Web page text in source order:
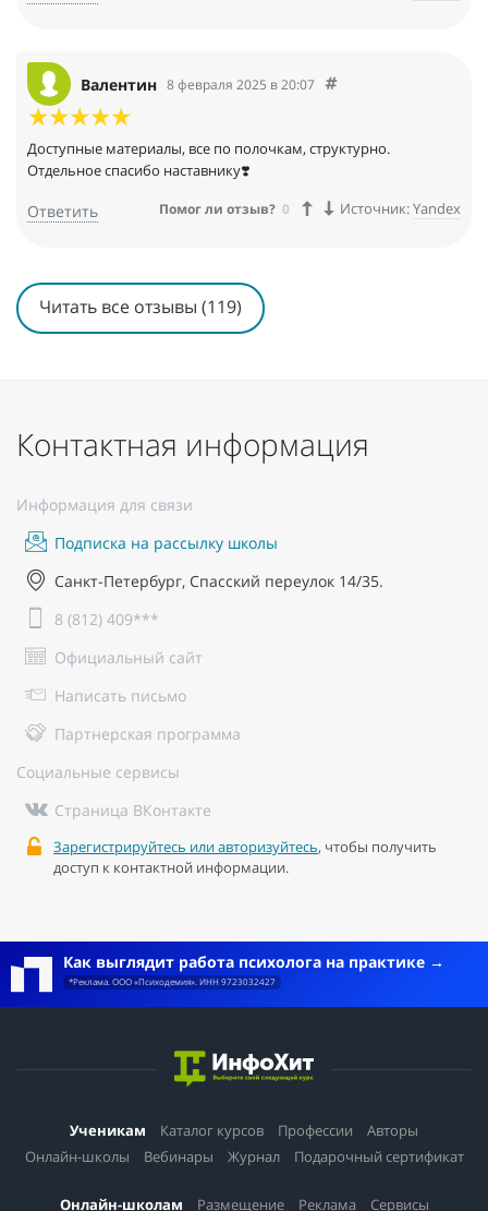
Валентин 8 февраля 2025 в 20:07
Доступные материалы, все по полочкам, структурно.
Отдельное спасибо наставнику❣️
Ответить Помог ли отзыв? 0 Источник:Yandex
Читать все отзывы (119)
Контактная информация
Информация для связи
Подписка на рассылку школы
Санкт-Петербург, Спасский переулок 14/35.
8 (812) 409***
Официальный сайт
Написать письмо
Партнерская программа
Социальные сервисы
Страница ВКонтакте
Зарегистрируйтесь или авторизуйтесь, чтобы получить
доступ к контактной информации.
Как выглядит работа психолога на практике
*Реклама. ООО «Психодемия». ИНН 9723032427
Ученикам Каталог курсов Профессии
Авторы
Онлайн-школы
Вебинары Журнал Подарочный сертификат
Онлайн-школам Размещение Реклама Сервисы